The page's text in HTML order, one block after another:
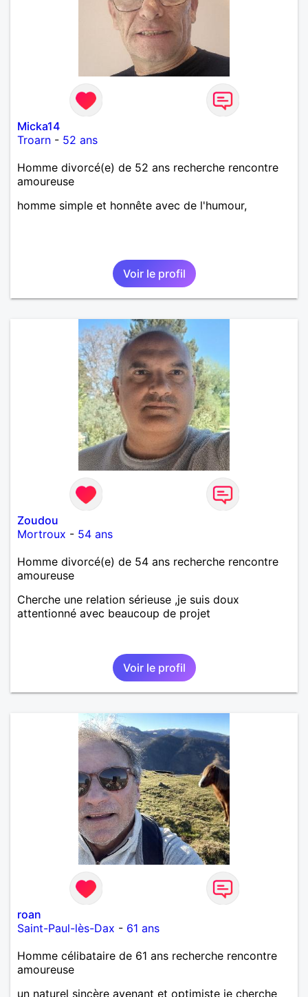
Micka14
Troarn - 52 ans
Homme divorcé(e) de 52 ans recherche rencontre
amoureuse
homme simple et honnête avec de l'humour,
Voir le profil
Zoudou
Mortroux - 54 ans
Homme divorcé(e) de 54 ans recherche rencontre
amoureuse
Cherche une relation sérieuse ,je suis doux
attentionné avec beaucoup de projet
Voir le profil
roan
Saint-Paul-lès-Dax - 61 ans
Homme célibataire de 61 ans recherche rencontre
amoureuse
un naturel sincère avenant et optimiste je cherche